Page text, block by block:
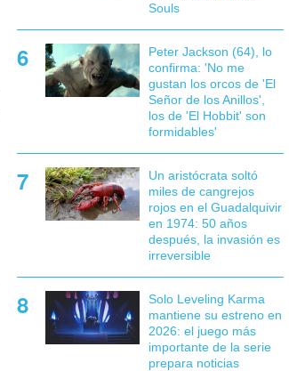
Souls
Peter Jackson (64), lo
confirma: 'No me
gustan los orcos de 'El
Señor de los Anillos',
los de 'El Hobbit' son
formidables'
Un aristócrata soltó
miles de cangrejos
rojos en el Guadalquivir
en 1974: 50 años
después, la invasión es
irreversible
Solo Leveling Karma
mantiene su estreno en
2026: el juego más
importante de la serie
prepara noticias